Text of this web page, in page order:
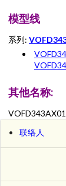
模型线
系列:
其他名称:
联络人